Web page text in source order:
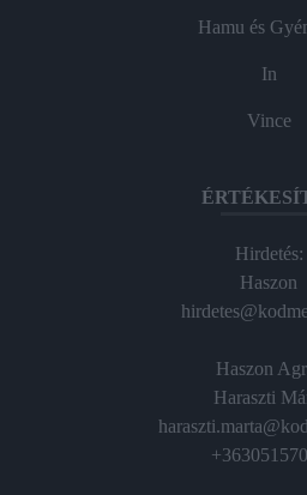
Hamu és
In
Vince
Hirdetés:
Haszon
Haszon
Haraszti